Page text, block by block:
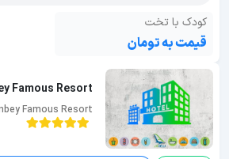
کودک با تخت
قیمت به تومان
Famous Resort
Famous Resort